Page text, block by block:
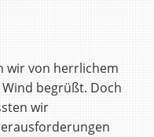
wir von herrlichem
begrüßt. Doch
wir